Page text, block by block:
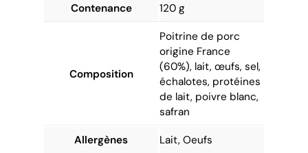
Contenance 120 g
Composition
Poitrine de porc
origine France
(60%), lait, œufs, sel,
échalotes, protéines
de lait, poivre blanc,
safran
Allergènes Lait, Oeufs